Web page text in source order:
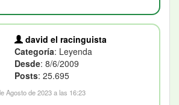
david el racinguista
Categoría: Leyenda
Desde: 8/6/2009
Posts: 25.695
Agosto de 2023 a las 16:23